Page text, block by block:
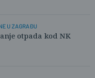
U ZAGRAĐU
otpada kod NK